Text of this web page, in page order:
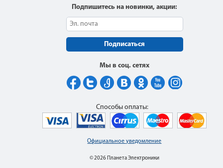
Подпишитесь на новинки, акции:
Подписаться
Мы в соц. сетях
Официальное уведомление
© 2026 Планета Электроники
Способы оплаты: